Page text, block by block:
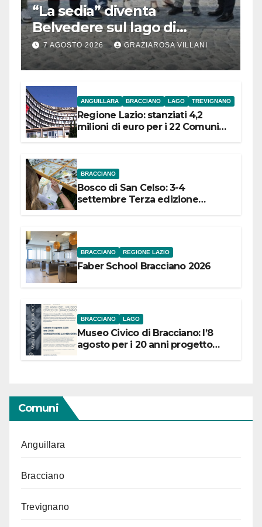
“La sedia” diventa
Belvedere sul lago di
Bracciano: ieri
l’inaugurazione
7 AGOSTO 2026 GRAZIAROSA VILLANI
ANGUILLARA BRACCIANO LAGO TREVIGNANO
Regione Lazio: stanziati 4,2
milioni di euro per i 22 Comuni
BRACCIANO
Bosco di San Celso: 3-4
settembre Terza edizione
BRACCIANO REGIONE LAZIO
Faber School Bracciano 2026
BRACCIANO LAGO
Museo Civico di Bracciano: l’8
agosto per i 20 anni progetto
Comuni
Anguillara
Bracciano
Trevignano